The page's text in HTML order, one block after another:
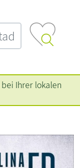
Ihrer lokalen